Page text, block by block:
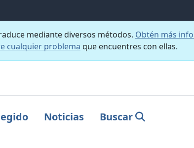
mediante diversos métodos. Obtén más
cualquier problema que encuentres con ellas.
Noticias Buscar